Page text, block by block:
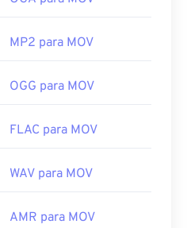
no QuickTime.
Inc.
library/archive/
MP2 para MOV
OGG para MOV
FLAC para MOV
WAV para MOV
AMR para MOV